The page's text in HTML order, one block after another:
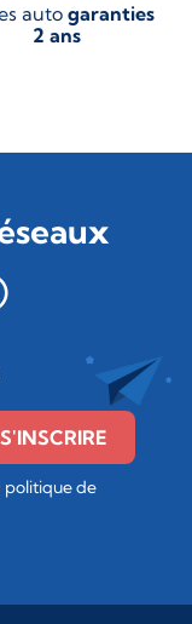
auto garanties
2 ans
S'INSCRIRE
politique de